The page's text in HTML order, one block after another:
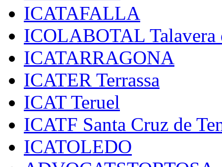
ICATAFALLA
ICOLABOTAL Talavera
ICATARRAGONA
ICATER Terrassa
ICAT Teruel
ICATF Santa Cruz de
ICATOLEDO